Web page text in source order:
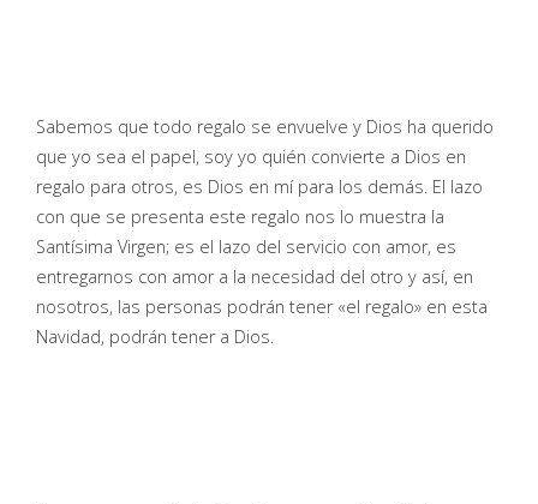
Sabemos que todo regalo se envuelve y Dios ha querido
que yo sea el papel, soy yo quién convierte a Dios en
regalo para otros, es Dios en mí para los demás. El lazo
con que se presenta este regalo nos lo muestra la
Santísima Virgen; es el lazo del servicio con amor, es
entregarnos con amor a la necesidad del otro y así, en
nosotros, las personas podrán tener «el regalo» en esta
Navidad, podrán tener a Dios.